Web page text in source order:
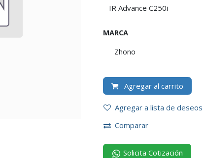
MARCA
Zhono
Agregar al carrito
Agregar a lista de deseos
Comparar
Solicita Cotización